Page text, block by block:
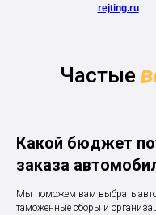
rejting.ru
Частые
Какой бюджет
заказа
Мы поможем вам выбрать
таможенные сборы и